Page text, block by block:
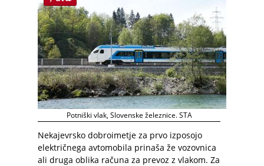
Potniški vlak, Slovenske železnice. STA
Nekajevrsko dobroimetje za prvo izposojo
električnega avtomobila prinaša že vozovnica
ali druga oblika računa za prevoz z vlakom. Za